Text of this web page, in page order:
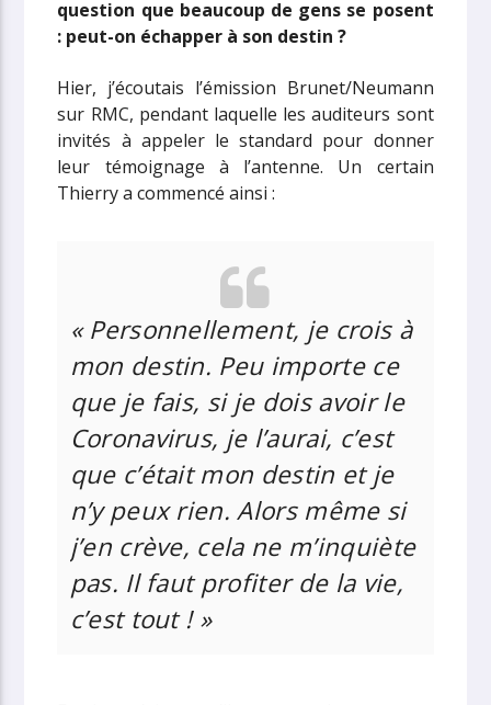
question que beaucoup de gens se posent
: peut-on échapper à son destin ?
Hier, j’écoutais l’émission Brunet/Neumann
sur RMC, pendant laquelle les auditeurs sont
invités à appeler le standard pour donner
leur témoignage à l’antenne. Un certain
Thierry a commencé ainsi :
« Personnellement, je crois à
mon destin. Peu importe ce
que je fais, si je dois avoir le
Coronavirus, je l’aurai, c’est
que c’était mon destin et je
n’y peux rien. Alors même si
j’en crève, cela ne m’inquiète
pas. Il faut profiter de la vie,
c’est tout ! »